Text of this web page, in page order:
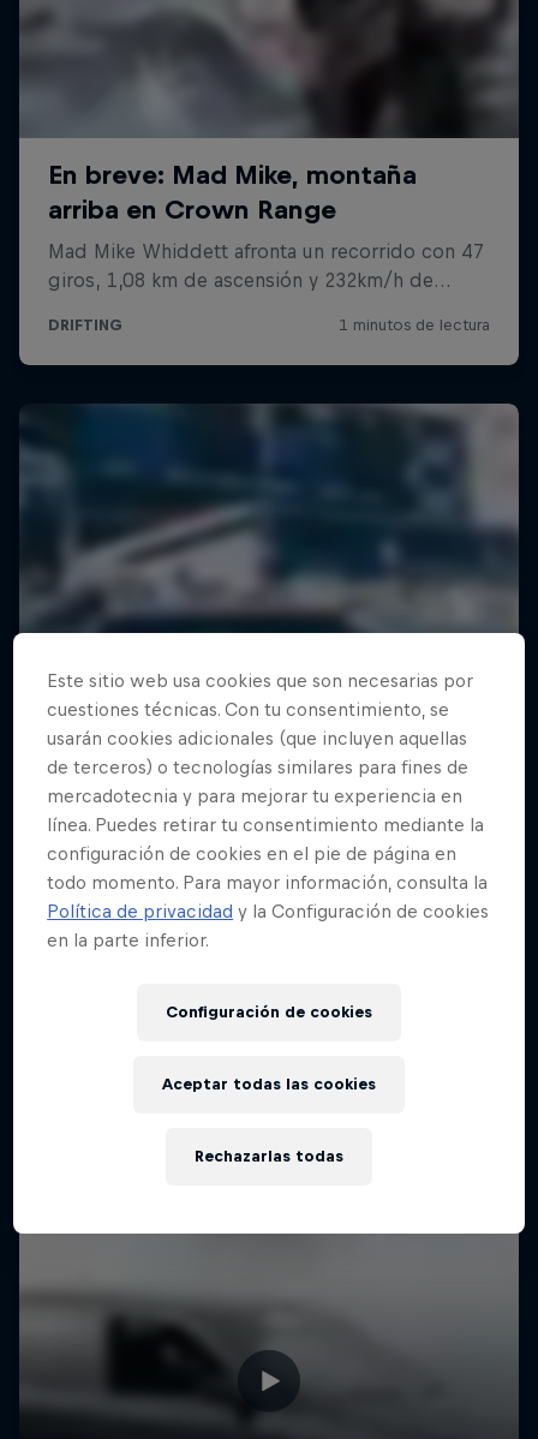
Este sitio web usa cookies que son necesarias por
cuestiones técnicas. Con tu consentimiento, se
usarán cookies adicionales (que incluyen aquellas
de terceros) o tecnologías similares para fines de
mercadotecnia y para mejorar tu experiencia en
línea. Puedes retirar tu consentimiento mediante la
configuración de cookies en el pie de página en
todo momento. Para mayor información, consulta la
Política de privacidad y la Configuración de cookies
en la parte inferior.
Configuración de cookies
Rechazarlas todas
Aceptar todas las cookies